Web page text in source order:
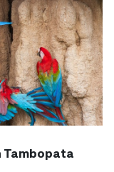
Tambopata